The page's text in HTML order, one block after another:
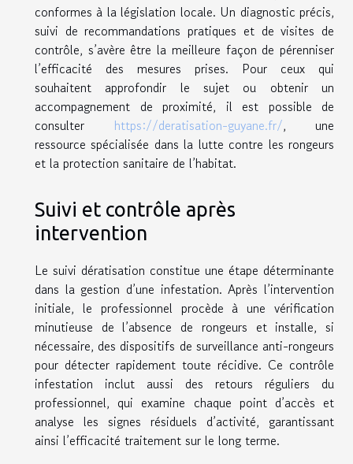
conformes à la législation locale. Un diagnostic précis,
suivi de recommandations pratiques et de visites de
contrôle, s’avère être la meilleure façon de pérenniser
l’efficacité des mesures prises. Pour ceux qui
souhaitent approfondir le sujet ou obtenir un
accompagnement de proximité, il est possible de
consulter https://deratisation-guyane.fr/, une
ressource spécialisée dans la lutte contre les rongeurs
et la protection sanitaire de l’habitat.
Suivi et contrôle après
intervention
Le suivi dératisation constitue une étape déterminante
dans la gestion d’une infestation. Après l’intervention
initiale, le professionnel procède à une vérification
minutieuse de l’absence de rongeurs et installe, si
nécessaire, des dispositifs de surveillance anti-rongeurs
pour détecter rapidement toute récidive. Ce contrôle
infestation inclut aussi des retours réguliers du
professionnel, qui examine chaque point d’accès et
analyse les signes résiduels d’activité, garantissant
ainsi l’efficacité traitement sur le long terme.